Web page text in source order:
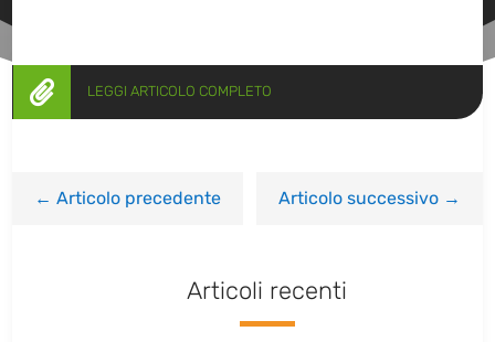
 LEGGI ARTICOLO COMPLETO
←Articolo precedente Articolo successivo→
Articoli recenti